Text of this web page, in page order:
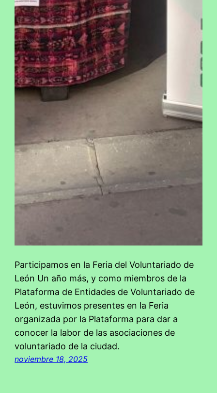
Participamos en la Feria del Voluntariado de
León Un año más, y como miembros de la
Plataforma de Entidades de Voluntariado de
León, estuvimos presentes en la Feria
organizada por la Plataforma para dar a
conocer la labor de las asociaciones de
voluntariado de la ciudad.
noviembre 18, 2025